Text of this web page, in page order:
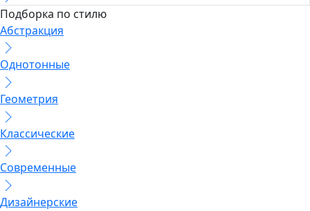
Подборка по стилю
Абстракция
Однотонные
Геометрия
Классические
Современные
Дизайнерские